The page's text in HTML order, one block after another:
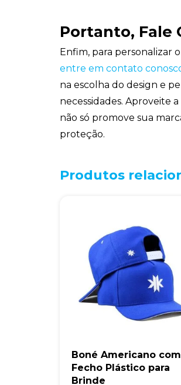
Portanto, Fale
Enfim, para personalizar
entre em contato
na escolha do design e
necessidades. Aproveite
não só promove sua
proteção.
Produtos
Boné Americano com
Fecho Plástico para
Brinde